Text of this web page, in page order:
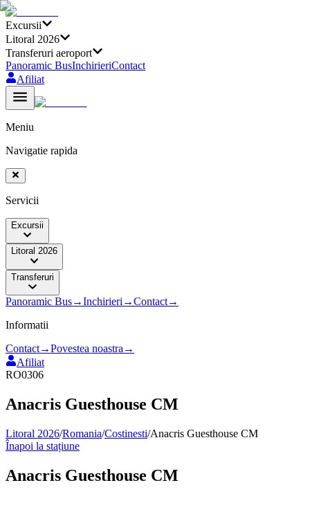
Excursii
Litoral 2026
Transferuri aeroport
Panoramic BusInchirieriContact
Afiliat
Meniu
Navigatie rapida
Servicii
Excursii
Litoral 2026
Transferuri
Panoramic Bus→Inchirieri →Contact→
Informatii
Contact→Povestea noastra →
Afiliat
RO0306
Anacris Guesthouse CM
Litoral 2026/Romania/Costinesti/Anacris Guesthouse CM
Înapoi la stațiune
Anacris Guesthouse CM